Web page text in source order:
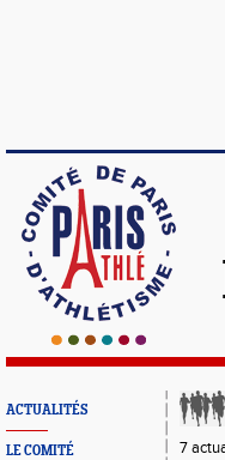
ACTUALITÉS
LE COMITÉ 7